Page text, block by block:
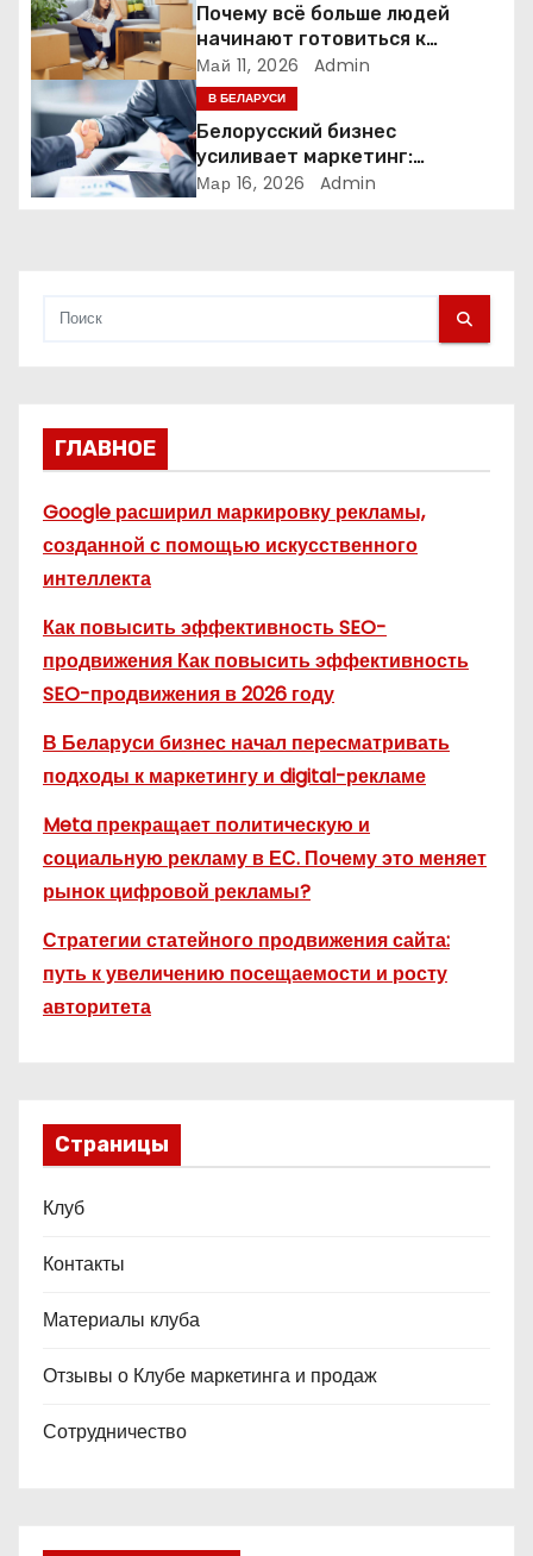
з
а
п
и
Почему всё больше людей
начинают готовиться к
переезду заранее
Май 11, 2026 Admin
В БЕЛАРУСИ
Белорусский бизнес
усиливает маркетинг:
компании меняют стратегии
Мар 16, 2026 Admin
ГЛАВНОЕ
Google расширил маркировку рекламы,
созданной с помощью искусственного
интеллекта
Как повысить эффективность SEO-
продвижения Как повысить эффективность
SEO-продвижения в 2026 году
В Беларуси бизнес начал пересматривать
подходы к маркетингу и digital-рекламе
Meta прекращает политическую и
социальную рекламу в ЕС. Почему это меняет
рынок цифровой рекламы?
Стратегии статейного продвижения сайта:
путь к увеличению посещаемости и росту
авторитета
Страницы
Клуб
Контакты
Материалы клуба
Отзывы о Клубе маркетинга и продаж
Сотрудничество